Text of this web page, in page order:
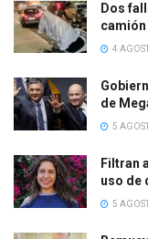
Dos
camión
4
de
5
Filtran
uso de
5